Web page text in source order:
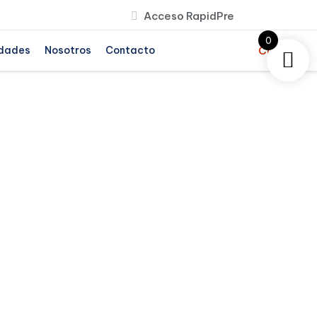
Acceso RapidPre
Nosotros Contacto Comprar
0